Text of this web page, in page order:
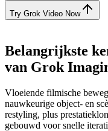
Try Grok Video Now
Belangrijkste
van Grok
Vloeiende filmische
nauwkeurige object- en
restyling, plus
gebouwd voor snelle